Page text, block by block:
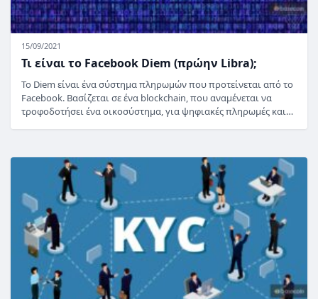
15/09/2021
Τι είναι το Facebook Diem (πρώην Libra);
Το Diem είναι ένα σύστημα πληρωμών που προτείνεται από το
Facebook. Βασίζεται σε ένα blockchain, που αναμένεται να
τροφοδοτήσει ένα οικοσύστημα, για ψηφιακές πληρωμές και…